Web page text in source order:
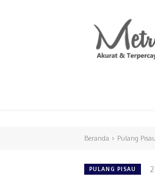
Beranda Pulang Pisau
PULANG PISAU